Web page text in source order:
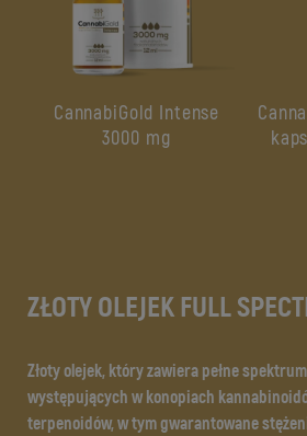
CannabiGold Intense
3000 mg
ZŁOTY OLEJEK FULL
Złoty olejek, który zawiera pełne
występujących w konopiach
terpenoidów, w tym gwarantowane